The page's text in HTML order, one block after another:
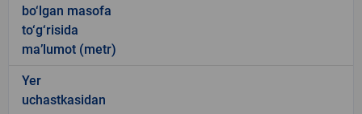
bo‘lgan masofa
to‘g‘risida
ma’lumot (metr)
Yer
uchastkasidan